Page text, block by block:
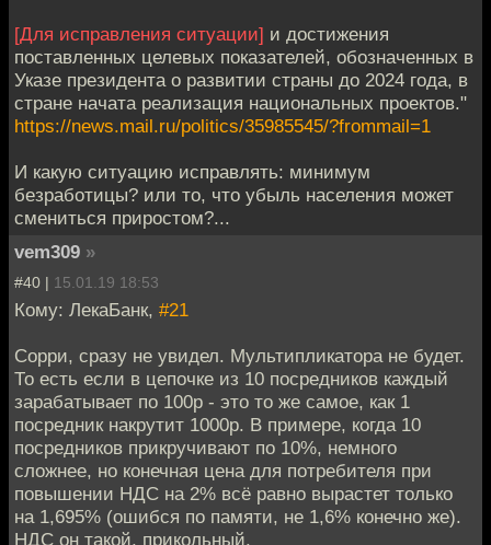
[Для исправления ситуации] и достижения
поставленных целевых показателей, обозначенных в
Указе президента о развитии страны до 2024 года, в
стране начата реализация национальных проектов."
https://news.mail.ru/politics/35985545/?frommail=1
И какую ситуацию исправлять: минимум
безработицы? или то, что убыль населения может
смениться приростом?...
vem309 »
#40 | 15.01.19 18:53
Кому: ЛекаБанк, #21
Сорри, сразу не увидел. Мультипликатора не будет.
То есть если в цепочке из 10 посредников каждый
зарабатывает по 100р - это то же самое, как 1
посредник накрутит 1000р. В примере, когда 10
посредников прикручивают по 10%, немного
сложнее, но конечная цена для потребителя при
повышении НДС на 2% всё равно вырастет только
на 1,695% (ошибся по памяти, не 1,6% конечно же).
НДС он такой, прикольный.